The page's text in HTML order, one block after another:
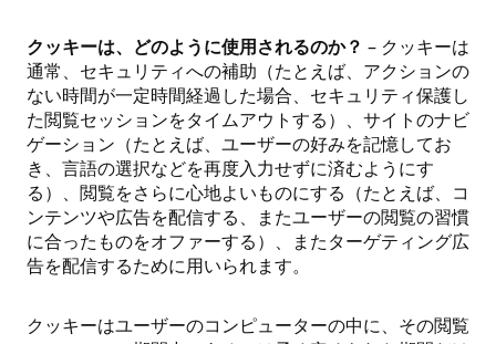
クッキーは、どのように使用されるのか？ – クッキーは
通常、セキュリティへの補助（たとえば、アクションの
ない時間が一定時間経過した場合、セキュリティ保護し
た閲覧セッションをタイムアウトする）、サイトのナビ
ゲーション（たとえば、ユーザーの好みを記憶してお
き、言語の選択などを再度入力せずに済むようにす
る）、閲覧をさらに心地よいものにする（たとえば、コ
ンテンツや広告を配信する、またユーザーの閲覧の習慣
に合ったものをオファーする）、またターゲティング広
告を配信するために用いられます。
クッキーはユーザーのコンピューターの中に、その閲覧